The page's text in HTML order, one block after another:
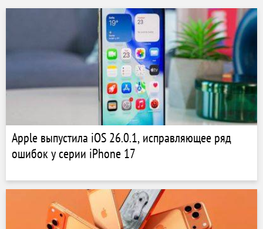
Apple выпустила iOS 26.0.1, исправляющее ряд
ошибок у серии iPhone 17